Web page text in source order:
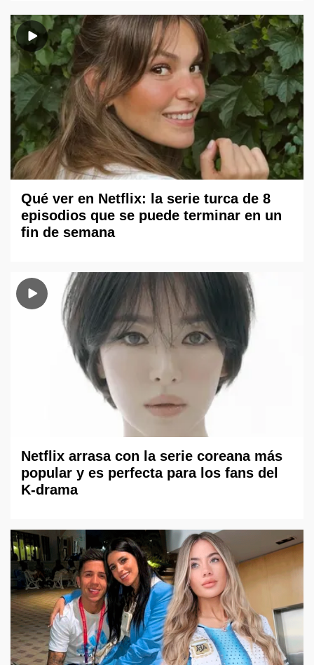
Qué ver en Netflix: la serie turca de 8
episodios que se puede terminar en un
fin de semana
Netflix arrasa con la serie coreana más
popular y es perfecta para los fans del
K-drama